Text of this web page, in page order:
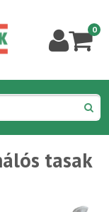
0
tasak